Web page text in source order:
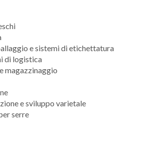
e sistemi di etichettatura
di logistica
magazzinaggio
e sviluppo varietale
serre